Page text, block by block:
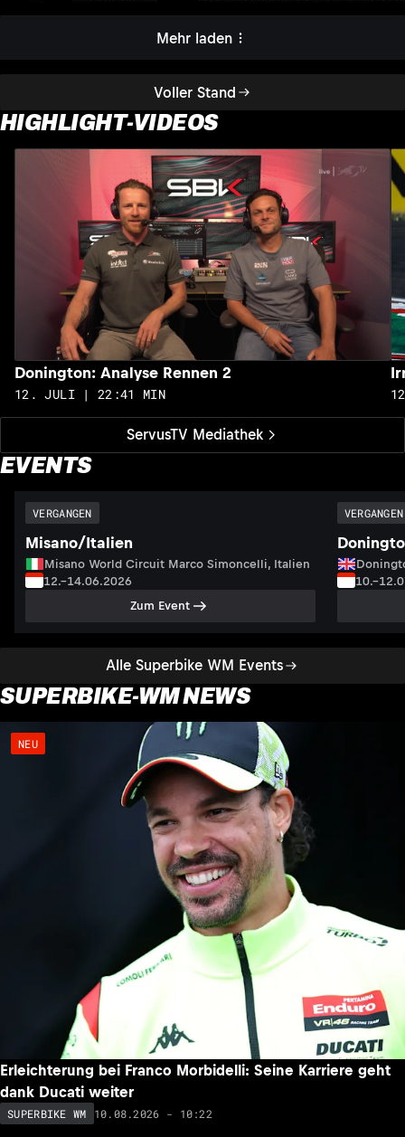
Voller Stand
Mehr laden
HIGHLIGHT-VIDEOS
ServusTV Mediathek
Donington: Analyse Rennen 2
12. JULI | 22:41 MIN
EVENTS
Alle Superbike WM Events
VERGANGEN
Misano/Italien
Misano World Circuit Marco Simoncelli, Italien
12.–14.06.2026
Zum Event
VERGANGEN
SUPERBIKE-WM NEWS
NEU
Erleichterung bei Franco Morbidelli: Seine Karriere geht
dank Ducati weiter
SUPERBIKE WM 10.08.2026 - 10:22